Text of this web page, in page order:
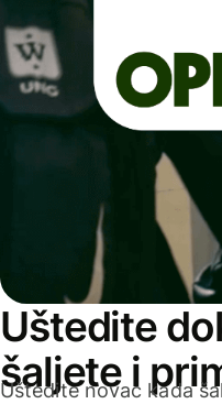
Uštedite
šaljete i
Uštedite novac kada